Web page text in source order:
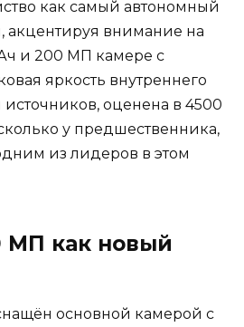
как самый автономный
акцентируя внимание на
и 200 МП камере с
яркость внутреннего
оценена в 4500
у предшественника,
из лидеров в этом
МП как новый
основной камерой с